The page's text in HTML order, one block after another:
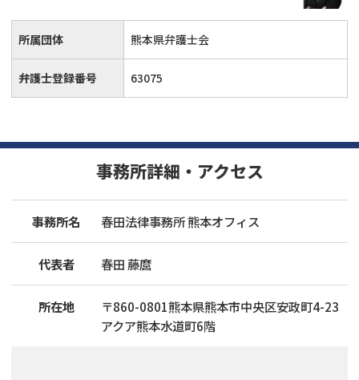
所属団体 熊本県弁護士会
弁護士登録番号 63075
事務所詳細・アクセス
事務所名 春田法律事務所 熊本オフィス
代表者 春田 藤麿
所在地 〒860-0801熊本県熊本市中央区安政町4-23
アクア熊本水道町6階